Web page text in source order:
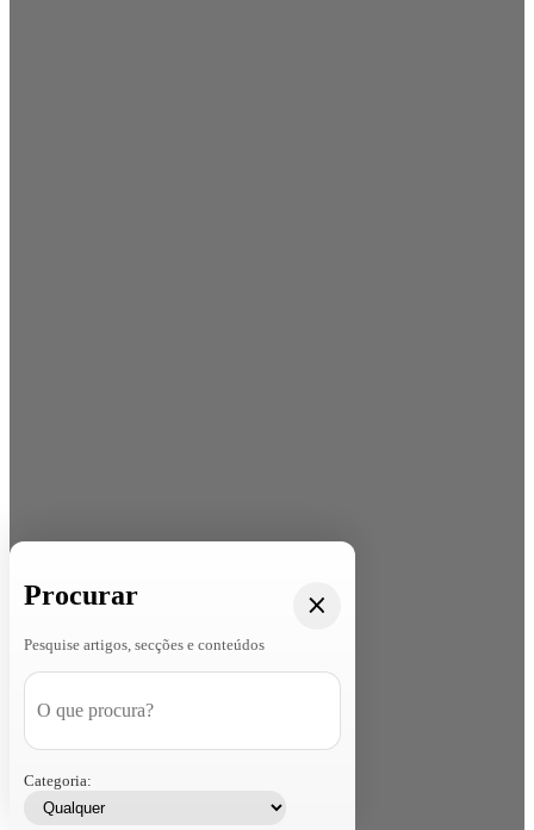
Procurar
Pesquise artigos, secções e conteúdos
Categoria: